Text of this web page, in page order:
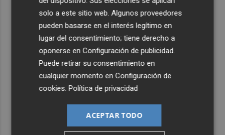
solo a este sitio web. Algunos proveedores
pueden basarse en el interés legítimo en
lugar del consentimiento; tiene derecho a
oponerse enConfiguración de publicidad.
Puede retirar su consentimiento en
cualquier momento enConfiguración de
cookies.Política de privacidad
ACEPTAR TODO